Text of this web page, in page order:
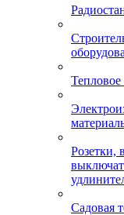
Тепловое
Розетки,
Садовая